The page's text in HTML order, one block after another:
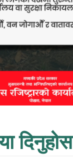
दिनुहोस